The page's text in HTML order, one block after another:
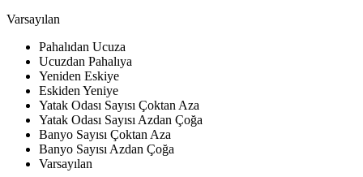
Varsayılan
Pahalıdan Ucuza
Ucuzdan Pahalıya
Yeniden Eskiye
Eskiden Yeniye
Yatak Odası Sayısı Çoktan Aza
Yatak Odası Sayısı Azdan Çoğa
Banyo Sayısı Çoktan Aza
Banyo Sayısı Azdan Çoğa
Varsayılan